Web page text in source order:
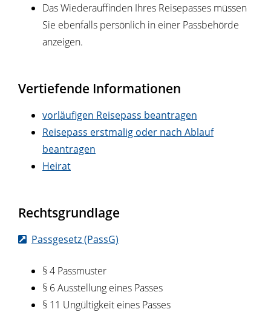
Das Wiederauffinden Ihres Reisepasses müssen
Sie ebenfalls persönlich in einer Passbehörde
anzeigen.
Vertiefende Informationen
vorläufigen Reisepass beantragen
Reisepass erstmalig oder nach Ablauf
beantragen
Heirat
Rechtsgrundlage
Passgesetz (PassG)
§ 4 Passmuster
§ 6 Ausstellung eines Passes
§ 11 Ungültigkeit eines Passes